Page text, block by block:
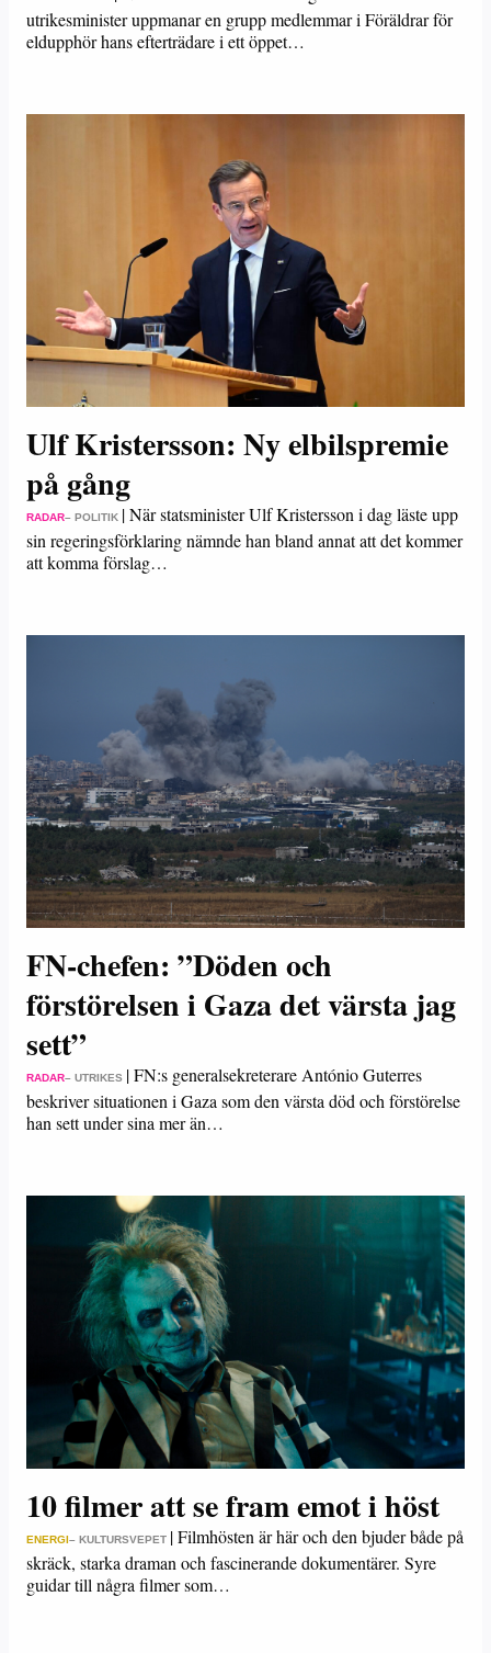
utrikesminister uppmanar en grupp medlemmar i Föräldrar för
eldupphör hans efterträdare i ett öppet…
Ulf Kristersson: Ny elbilspremie
på gång
RADAR– POLITIK |När statsminister Ulf Kristersson i dag läste upp
sin regeringsförklaring nämnde han bland annat att det kommer
att komma förslag…
FN-chefen: ”Döden och
förstörelsen i Gaza det värsta jag
sett”
RADAR– UTRIKES |FN:s generalsekreterare António Guterres
beskriver situationen i Gaza som den värsta död och förstörelse
han sett under sina mer än…
10 filmer att se fram emot i höst
ENERGI– KULTURSVEPET |Filmhösten är här och den bjuder både på
skräck, starka draman och fascinerande dokumentärer. Syre
guidar till några filmer som…